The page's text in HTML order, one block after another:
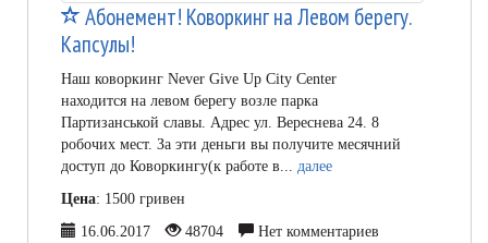
Абонемент! Коворкинг на Левом берегу.
Капсулы!
Наш коворкинг Never Give Up City Center
находится на левом берегу возле парка
Партизанськой славы. Адрес ул. Вереснева 24. 8
робочих мест. За эти деньги вы получите месячний
доступ до Коворкингу(к работе в... далее
Цена: 1500 гривен
16.06.2017
48704
Нет комментариев